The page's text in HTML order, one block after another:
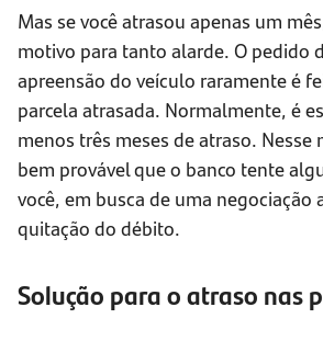
Mas se você atrasou apenas um
motivo para tanto alarde. O pedido
apreensão do veículo raramente é
parcela atrasada. Normalmente, é
menos três meses de atraso. Nesse
bem provável que o banco tente
você, em busca de uma negociação
quitação do débito.
Solução para o atraso nas